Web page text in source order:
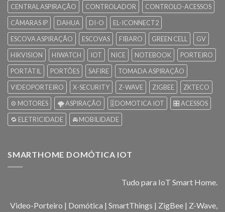
CENTRAL ASPIRAÇÃO
CONTROLADOR
CONTROLO-ACESSOS
CÂMARAS IP
DAHUA DI-O
EL-ICONNECT2
ESCOVA ASPIRAÇÃO
ESCOVAS FIBARO GREEN CELL
GV
HIKVISION
HIWATCH IOT NICE NOTEBOOK
PORTEIRO
PORTÁTIL
PORTÕES SAFIRE
TOMADA ASPIRAÇÃO
VIDEOPORTEIRO
X-SECURITY Z-WAVE ZIGBEE
ZKTECO
⚙️ MOTORES
🌪️ ASPIRAÇÃO 🎚️ DOMOTICA IOT
🎛️ ACESSOS
🔁 ELETRICIDADE
🚘 MOBILIDADE
SMARTHOME DOMÓTICA IOT
Tudo para IoT Smart Home.
Video-Porteiro | Domótica | SmartThings | ZigBee | Z-Wave,